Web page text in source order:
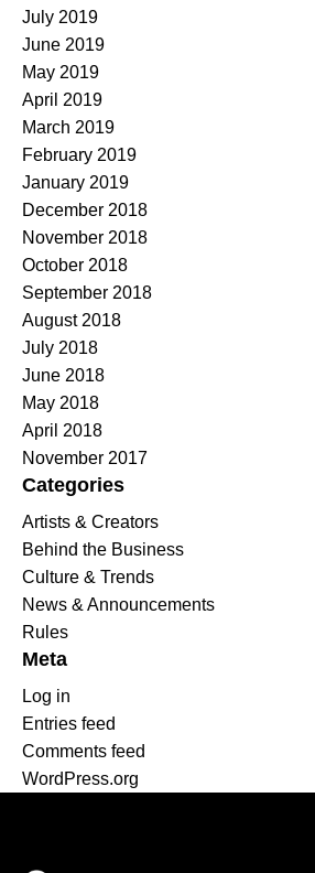
July 2019
June 2019
May 2019
April 2019
March 2019
February 2019
January 2019
December 2018
November 2018
October 2018
September 2018
August 2018
July 2018
June 2018
May 2018
April 2018
November 2017
Categories
Artists & Creators
Behind the Business
Culture & Trends
News & Announcements
Rules
Meta
Log in
Entries feed
Comments feed
WordPress.org